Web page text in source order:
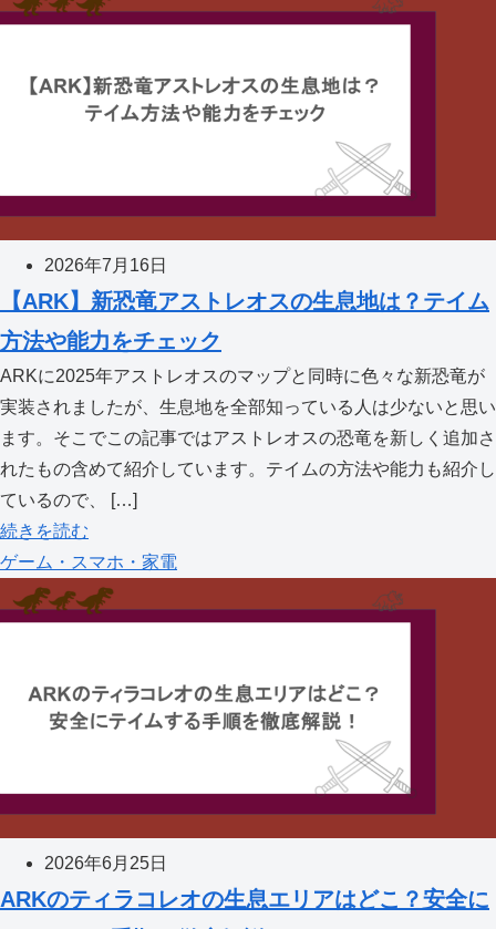
2026年7月16日
【ARK】新恐竜アストレオスの生息地は？テイム
方法や能力をチェック
ARKに2025年アストレオスのマップと同時に色々な新恐竜が
実装されましたが、生息地を全部知っている人は少ないと思い
ます。そこでこの記事ではアストレオスの恐竜を新しく追加さ
れたもの含めて紹介しています。テイムの方法や能力も紹介し
ているので、 […]
続きを読む
ゲーム・スマホ・家電
2026年6月25日
ARKのティラコレオの生息エリアはどこ？安全に